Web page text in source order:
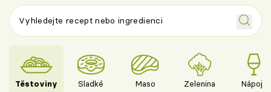
Těstoviny Sladké Maso Zelenina Nápoje